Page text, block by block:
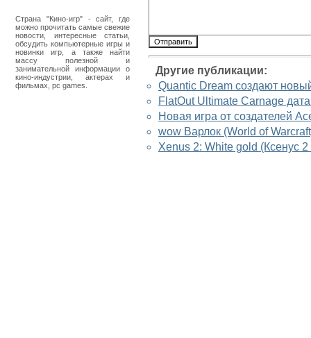
Страна "Кино-игр" - сайт, где
можно прочитать самые свежие
новости, интересные статьи,
обсудить компьютерные игры и
новинки игр, а также найти
массу полезной и
занимательной информации о
кино-индустрии, актерах и
фильмах, pc games.
Другие публикации:
Quantic Dream создают
FlatOut Ultimate Carnage
Новая игра от создателей
wow Варлок (World of
Xenus 2: White gold (Ксенус